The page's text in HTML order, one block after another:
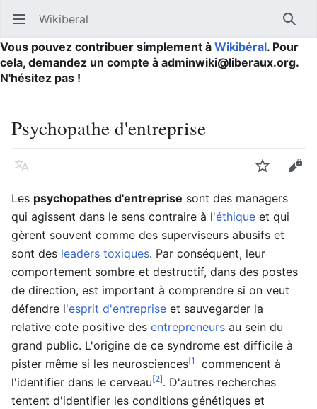
Ouvrir le menu principal Wikiberal
Vous pouvez contribuer simplement à Wikibéral. Pour
cela, demandez un compte à adminwiki@liberaux.org.
N'hésitez pas !
Psychopathe d'entreprise
Langue Suivre
Les psychopathes d'entreprise sont des managers
qui agissent dans le sens contraire à l'éthique et qui
gèrent souvent comme des superviseurs abusifs et
sont des leaders toxiques. Par conséquent, leur
comportement sombre et destructif, dans des postes
de direction, est important à comprendre si on veut
défendre l'esprit d'entreprise et sauvegarder la
relative cote positive des entrepreneurs au sein du
grand public. L'origine de ce syndrome est difficile à
pister même si les neurosciences[1] commencent à
l'identifier dans le cerveau[2]. D'autres recherches
tentent d'identifier les conditions génétiques et